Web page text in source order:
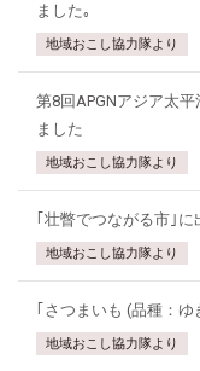
ました｡
地域おこし協力隊より
第8回APGNアジア太
ました
地域おこし協力隊より
｢壮瞥でつながる市｣に
地域おこし協力隊より
｢さつまいも (品種：ゆ
地域おこし協力隊より